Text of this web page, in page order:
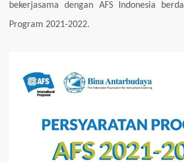
bekerjasama dengan AFS Indonesia
Program 2021-2022.